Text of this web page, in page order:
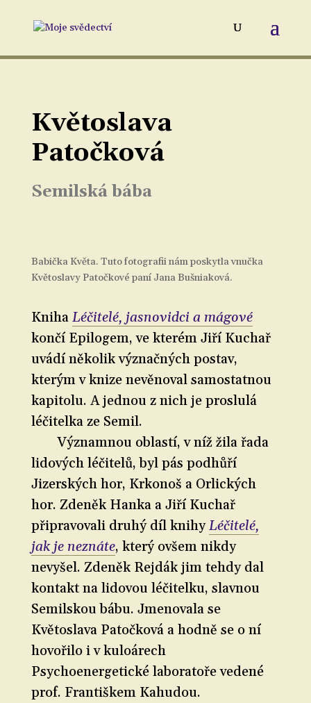
Květoslava
Patočková
Semilská bába
Babička Květa. Tuto fotografii nám poskytla vnučka
Květoslavy Patočkové paní Jana Bušniaková.
Kniha Léčitelé, jasnovidci a mágové
končí Epilogem, ve kterém Jiří Kuchař
uvádí několik význačných postav,
kterým v knize nevěnoval samostatnou
kapitolu. A jednou z nich je proslulá
léčitelka ze Semil.
Významnou oblastí, v níž žila řada
lidových léčitelů, byl pás podhůří
Jizerských hor, Krkonoš a Orlických
hor. Zdeněk Hanka a Jiří Kuchař
připravovali druhý díl knihyLéčitelé,
jak je neznáte, který ovšem nikdy
nevyšel. Zdeněk Rejdák jim tehdy dal
kontakt na lidovou léčitelku, slavnou
Semilskou bábu. Jmenovala se
Květoslava Patočková a hodně se o ní
hovořilo i v kuloárech
Psychoenergetické laboratoře vedené
prof. Františkem Kahudou.